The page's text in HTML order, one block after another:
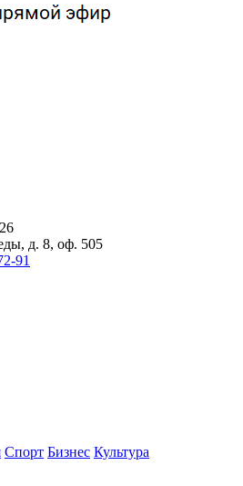
д. 8, оф. 505
91
Спорт Бизнес Культура